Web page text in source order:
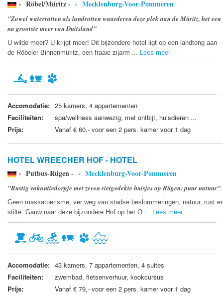
› Röbel/Müritz - › Mecklenburg-Voor-Pommeren
"Zowel waterratten als landrotten waarderen deze plek aan de Müritz, het een
na grootste meer van Duitsland"
U wilde meer? U krijgt meer! Dit bijzondere hotel ligt op een landtong aan
de Röbeler Binnenmüritz, een fraaie zijarm ... Lees meer
Accomodatie: 25 kamers, 4 appartementen
Faciliteiten:
spa/wellness aanwezig, met ontbijt, huisdieren ...
Prijs:
Vanaf € 60,- voor een 2 pers. kamer voor 1 dag
HOTEL WREECHER HOF - HOTEL
› Putbus-Rügen - › Mecklenburg-Voor-Pommeren
"Rustig vakantiedorpje met zeven rietgedekte huisjes op Rügen: puur natuur"
Geen massatoerisme, ver weg van stadse beslommeringen, natuur, rust
stilte. Gauw naar deze bijzondere Hof op het O ... Lees meer
Accomodatie: 43 kamers, 7 appartementen, 4 suites
Faciliteiten:
zwembad, fietsenverhuur, kookcursus
Prijs:
Vanaf € 79,- voor een 2 pers. kamer voor 1 dag